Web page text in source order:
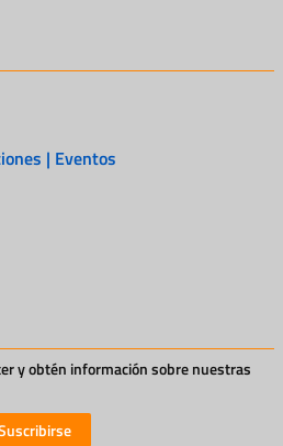
| Eventos
y obtén información sobre nuestras